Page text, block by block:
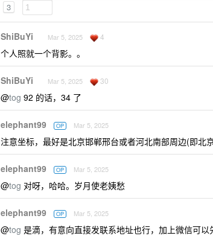
3
ShiBuYi Mar 5, 2025 4
个人照就一个背影。。
ShiBuYi Mar 5, 2025 30
@tog 92 的话，34 了
elephant99 OP Mar 5, 2025
注意坐标，最好是北京邯郸邢台或者河北南部周边(即北
elephant99 OP Mar 5, 2025
@tog 对呀，哈哈。岁月使老姨愁
elephant99 OP Mar 5, 2025
@tog 是滴，有意向直接发联系地址也行，加上微信可